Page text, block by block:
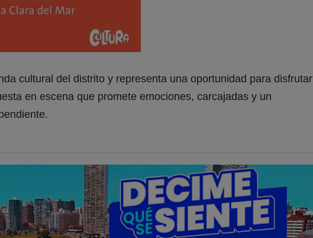
cultural del distrito y representa una oportunidad para disfrutar
en escena que promete emociones, carcajadas y un